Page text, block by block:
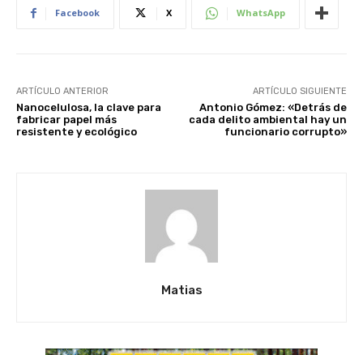
Facebook X WhatsApp
ARTÍCULO ANTERIOR
Nanocelulosa, la clave para
fabricar papel más
resistente y ecológico
ARTÍCULO SIGUIENTE
Antonio Gómez: «Detrás de
cada delito ambiental hay un
funcionario corrupto»
Matias